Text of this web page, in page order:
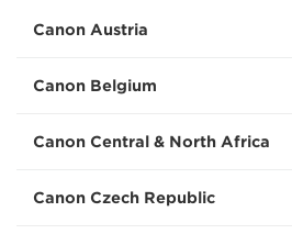
Canon Austria
Canon Belgium
Canon Central & North Africa
Canon Czech Republic